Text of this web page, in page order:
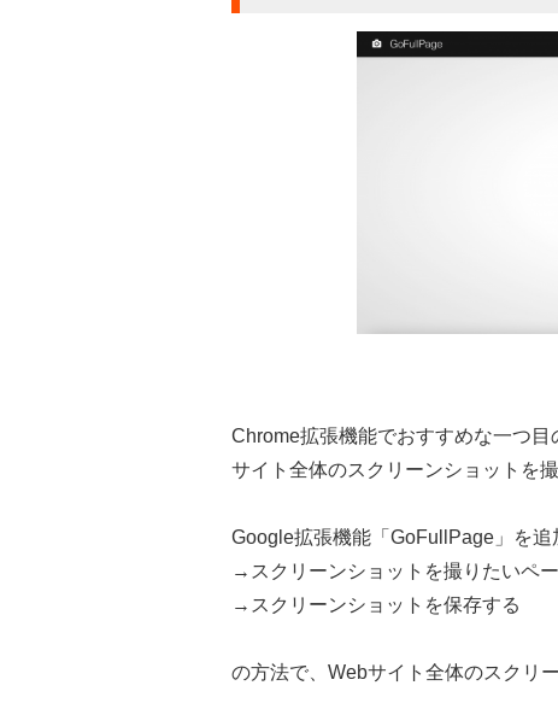
Chrome拡張機能でおすすめな一つ目
サイト全体のスクリーンショットを
Google拡張機能「GoFullPage」を追
→スクリーンショットを撮りたいペ
→スクリーンショットを保存する
の方法で、Webサイト全体のスクリ